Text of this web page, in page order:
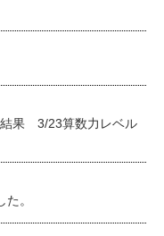
果 3/23算数力レベル
。